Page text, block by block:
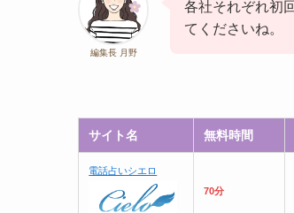
編集長 月野
各社それぞれ初
てくださいね。
サイト名 無料時間
電話占いシエロ
70分